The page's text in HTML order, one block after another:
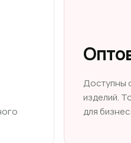
Доступны
изделий.
для